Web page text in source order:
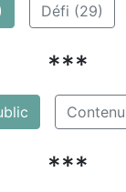
Défi (29)
***
***